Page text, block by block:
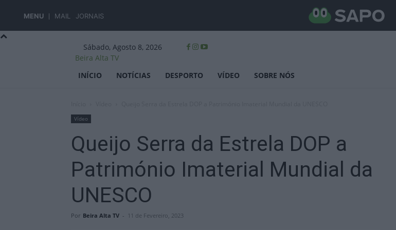
MENU MAIL JORNAIS
Sábado, Agosto 8, 2026
Beira Alta TV
INÍCIO
NOTÍCIAS DESPORTO VÍDEO SOBRE NÓS
Vídeo
Queijo Serra da Estrela DOP a
Património Imaterial Mundial da
UNESCO
Por Beira Alta TV - 11 de Fevereiro, 2023